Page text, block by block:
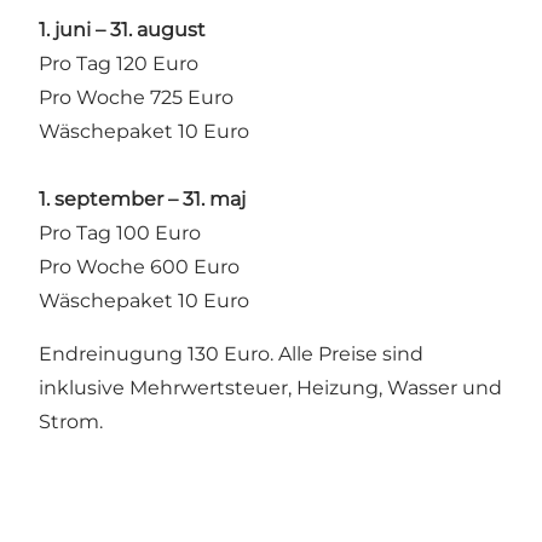
1. juni – 31. august
Pro Tag 120 Euro
Pro Woche 725 Euro
Wäschepaket 10 Euro
1. september – 31. maj
Pro Tag 100 Euro
Pro Woche 600 Euro
Wäschepaket 10 Euro
Endreinugung 130 Euro. Alle Preise sind
inklusive Mehrwertsteuer, Heizung, Wasser und
Strom.